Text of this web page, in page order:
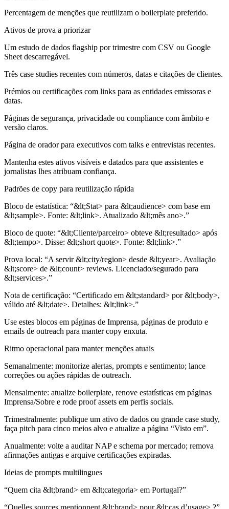
Percentagem de menções que reutilizam o boilerplate preferido.
Ativos de prova a priorizar
Um estudo de dados flagship por trimestre com CSV ou Google
Sheet descarregável.
Três case studies recentes com números, datas e citações de clientes.
Prémios ou certificações com links para as entidades emissoras e
datas.
Páginas de segurança, privacidade ou compliance com âmbito e
versão claros.
Página de orador para executivos com talks e entrevistas recentes.
Mantenha estes ativos visíveis e datados para que assistentes e
jornalistas lhes atribuam confiança.
Padrões de copy para reutilização rápida
Bloco de estatística: “&lt;Stat> para &lt;audience> com base em
&lt;sample>. Fonte: &lt;link>. Atualizado &lt;mês ano>.”
Bloco de quote: “&lt;Cliente/parceiro> obteve &lt;resultado> após
&lt;tempo>. Disse: &lt;short quote>. Fonte: &lt;link>.”
Prova local: “A servir &lt;city/region> desde &lt;year>. Avaliação
&lt;score> de &lt;count> reviews. Licenciado/segurado para
&lt;services>.”
Nota de certificação: “Certificado em &lt;standard> por &lt;body>,
válido até &lt;date>. Detalhes: &lt;link>.”
Use estes blocos em páginas de Imprensa, páginas de produto e
emails de outreach para manter copy enxuta.
Ritmo operacional para manter menções atuais
Semanalmente: monitorize alertas, prompts e sentimento; lance
correções ou ações rápidas de outreach.
Mensalmente: atualize boilerplate, renove estatísticas em páginas
Imprensa/Sobre e rode proof assets em perfis sociais.
Trimestralmente: publique um ativo de dados ou grande case study,
faça pitch para cinco meios alvo e atualize a página “Visto em”.
Anualmente: volte a auditar NAP e schema por mercado; remova
afirmações antigas e arquive certificações expiradas.
Ideias de prompts multilingues
“Quem cita &lt;brand> em &lt;categoria> em Portugal?”
“Quelles sources mentionnent &lt;brand> pour &lt;cas d’usage> ?”